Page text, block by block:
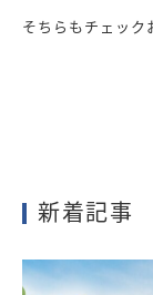
そちらもチェック
新着記事